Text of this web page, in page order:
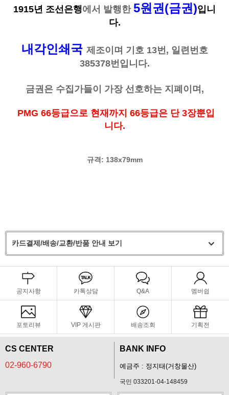
1915년 조선은행에서 발행한 5원권(금권)입니
다.
내각인쇄국 제조이며 기호 13번, 일련번호
385378번입니다.
금권은 수집가들이 가장 선호하는 지폐이며,
PMG 66등급으로 현재까지 66등급은 단 3장뿐입
니다.
규격: 138x79mm
카드결제/배송/교환/반품 안내 보기
공지사항 카톡상담 Q&A 멤버쉽
포토리뷰 VIP 게시판 배송조회 기획전
CS CENTER
02-960-6790
BANK INFO
예금주 : 정지태(거창물산)
국민 033201-04-148459